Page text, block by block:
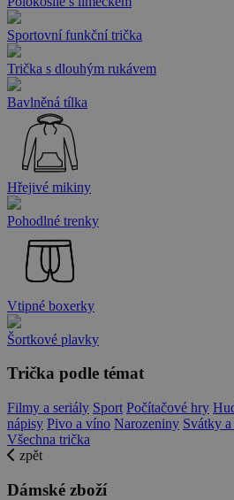
Sportovní funkční trička
Trička s dlouhým rukávem
Bavlněná tílka
Hřejivé mikiny
Pohodlné trenky
Vtipné boxerky
Šortkové plavky
Trička podle témat
Filmy a seriály Sport Počítačové hry
nápisy Pivo a víno Narozeniny Svátky
Všechna trička
zpět
Dámské zboží